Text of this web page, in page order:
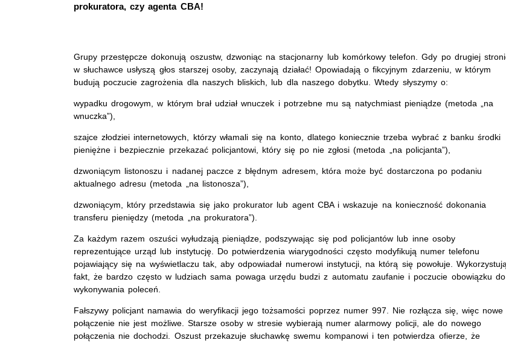
prokuratora, czy agenta CBA!
Grupy przestępcze dokonują oszustw, dzwoniąc na stacjonarny lub komórkowy telefon. Gdy po drugiej
w słuchawce usłyszą głos starszej osoby, zaczynają działać! Opowiadają o fikcyjnym zdarzeniu, w którym
budują poczucie zagrożenia dla naszych bliskich, lub dla naszego dobytku. Wtedy słyszymy o:
wypadku drogowym, w którym brał udział wnuczek i potrzebne mu są natychmiast pieniądze (metoda „na
wnuczka”),
szajce złodziei internetowych, którzy włamali się na konto, dlatego koniecznie trzeba wybrać z banku środki
pieniężne i bezpiecznie przekazać policjantowi, który się po nie zgłosi (metoda „na policjanta”),
dzwoniącym listonoszu i nadanej paczce z błędnym adresem, która może być dostarczona po podaniu
aktualnego adresu (metoda „na listonosza”),
dzwoniącym, który przedstawia się jako prokurator lub agent CBA i wskazuje na konieczność dokonania
transferu pieniędzy (metoda „na prokuratora”).
Za każdym razem oszuści wyłudzają pieniądze, podszywając się pod policjantów lub inne osoby
reprezentujące urząd lub instytucję. Do potwierdzenia wiarygodności często modyfikują numer telefonu
pojawiający się na wyświetlaczu tak, aby odpowiadał numerowi instytucji, na którą się powołuje.
fakt, że bardzo często w ludziach sama powaga urzędu budzi z automatu zaufanie i poczucie obowiązku do
wykonywania poleceń.
Fałszywy policjant namawia do weryfikacji jego tożsamości poprzez numer 997. Nie rozłącza się, więc nowe
połączenie nie jest możliwe. Starsze osoby w stresie wybierają numer alarmowy policji, ale do nowego
połączenia nie dochodzi. Oszust przekazuje słuchawkę swemu kompanowi i ten potwierdza ofierze, że